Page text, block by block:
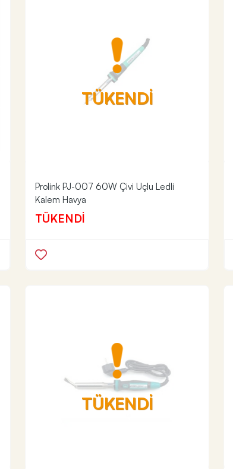
TÜKENDİ
Prolink PJ-007 60W Çivi Uçlu Ledli
Kalem Havya
TÜKENDİ
TÜKENDİ